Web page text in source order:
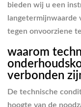
bieden wij u een
langetermijnwaarde
tegen onvoorziene
waarom
verbonden
De technische
hoogte van de